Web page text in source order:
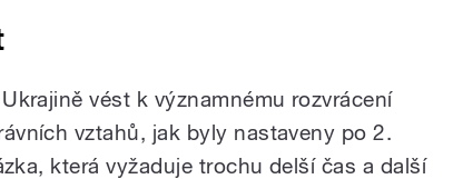
vést k významnému rozvrácení
vztahů, jak byly nastaveny po 2.
která vyžaduje trochu delší čas a další